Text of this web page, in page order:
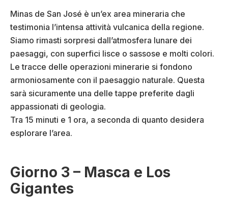
Minas de San José è un’ex area mineraria che
testimonia l’intensa attività vulcanica della regione.
Siamo rimasti sorpresi dall’atmosfera lunare dei
paesaggi, con superfici lisce o sassose e molti colori.
Le tracce delle operazioni minerarie si fondono
armoniosamente con il paesaggio naturale. Questa
sarà sicuramente una delle tappe preferite dagli
appassionati di geologia.
Tra 15 minuti e 1 ora, a seconda di quanto desidera
esplorare l’area.
Giorno 3 – Masca e Los
Gigantes